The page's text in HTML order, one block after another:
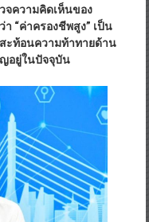
จความคิดเห็นของ
า “ค่าครองชีพสูง” เป็น
ะท้อนความท้าทายด้าน
อยู่ในปัจจุบัน